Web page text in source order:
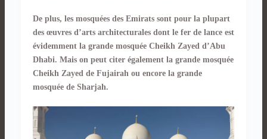
De plus, les mosquées des Emirats sont pour la plupart
des œuvres d’arts architecturales dont le fer de lance est
évidemment la grande mosquée Cheikh Zayed d’Abu
Dhabi. Mais on peut citer également la grande mosquée
Cheikh Zayed de Fujairah ou encore la grande
mosquée de Sharjah.